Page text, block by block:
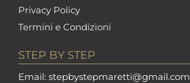
Privacy Policy
Termini e Condizioni
STEP BY STEP
Email: stepbystepmaretti@gmail.com